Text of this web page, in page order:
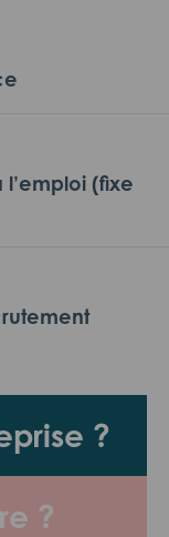
?
?
(fixe